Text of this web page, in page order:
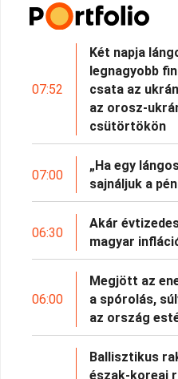
07:52
Két napja
legnagyobb
csata az
az orosz-
csütörtökön
07:00
„Ha egy
sajnáljuk a
06:30
Akár
magyar
06:00
Megjött az
a spórolás,
az ország
Ballisztikus
észak-koreai